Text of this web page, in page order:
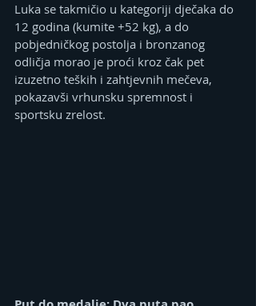
Luka se takmičio u kategoriji dječaka do
12 godina (kumite +52 kg), a do
pobjedničkog postolja i bronzanog
odličja morao je proći kroz čak pet
izuzetno teških i zahtjevnih mečeva,
pokazavši vrhunsku spremnost i
sportsku zrelost.